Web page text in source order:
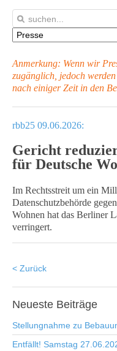
Anmerkung: Wenn wir
zugänglich, jedoch
nach einiger Zeit in den
rbb25 09.06.2026:
Gericht
für Deutsche
Im Rechtsstreit um ein
Datenschutzbehörde
Wohnen hat das Berliner
verringert.
< Zurück
Neueste Beiträge
Stellungnahme zu
Entfällt! Samstag